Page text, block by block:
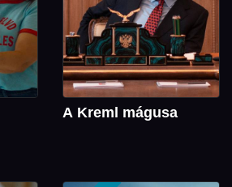
A Kreml mágusa